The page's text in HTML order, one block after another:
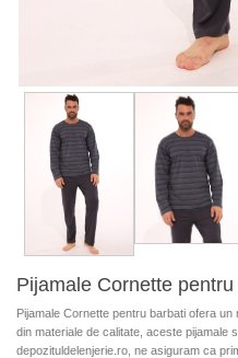
Pijamale Cornette
Pijamale Cornette pentru barbati ofera
din materiale de calitate, aceste pijamale
depozituldelenjerie.ro, ne asiguram ca